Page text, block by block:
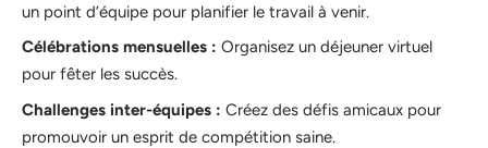
un point d’équipe pour planifier le travail à venir.
Célébrations mensuelles : Organisez un déjeuner virtuel
pour fêter les succès.
Challenges inter-équipes : Créez des défis amicaux pour
promouvoir un esprit de compétition saine.